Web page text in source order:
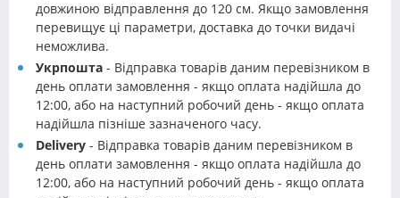
довжиною відправлення до 120 см. Якщо замовлення
перевищує ці параметри, доставка до точки видачі
неможлива.
Укрпошта - Відправка товарів даним перевізником в
день оплати замовлення - якщо оплата надійшла до
12:00, або на наступний робочий день - якщо оплата
надійшла пізніше зазначеного часу.
Delivery - Відправка товарів даним перевізником в
день оплати замовлення - якщо оплата надійшла до
12:00, або на наступний робочий день - якщо оплата